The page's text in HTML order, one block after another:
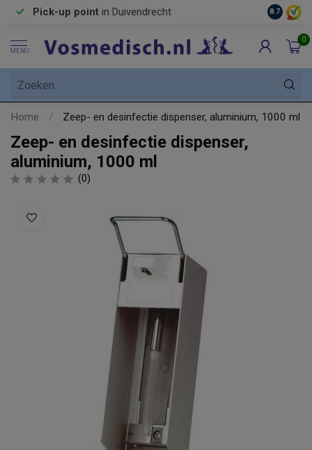
Pick-up point in Duivendrecht 8.7
MENU
0
Home / Zeep- en desinfectie dispenser, aluminium, 1000 ml
Zeep- en desinfectie dispenser,
aluminium, 1000 ml
(0)